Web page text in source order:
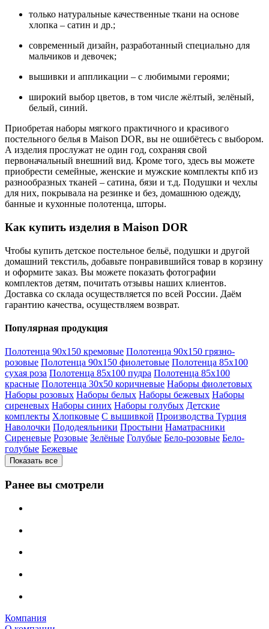
только натуральные качественные ткани на основе
хлопка – сатин и др.;
современный дизайн, разработанный специально для
мальчиков и девочек;
вышивки и аппликации – с любимыми героями;
широкий выбор цветов, в том числе жёлтый, зелёный,
белый, синий.
Приобретая наборы мягкого практичного и красивого
постельного белья в Maison DOR, вы не ошибётесь с выбором.
А изделия прослужат не один год, сохраняя свой
первоначальный внешний вид. Кроме того, здесь вы можете
приобрести семейные, женские и мужские комплекты кпб из
разнообразных тканей – сатина, бязи и т.д. Подушки и чехлы
для них, покрывала на резинке и без, домашнюю одежду,
банные и кухонные полотенца, шторы.
Как купить изделия в Maison DOR
Чтобы купить детское постельное бельё, подушки и другой
домашний текстиль, добавьте понравившийся товар в корзину
и оформите заказ. Вы можете показать фотографии
комплектов детям, почитать отзывы наших клиентов.
Доставка со склада осуществляется по всей России. Даём
гарантию качества, осуществляем возврат.
Популярная продукция
Полотенца 90х150 кремовые Полотенца 90х150 грязно-
розовые Полотенца 90х150 фиолетовые Полотенца 85х100
сухая роза Полотенца 85х100 пудра Полотенца 85х100
красные Полотенца 30х50 коричневые Наборы фиолетовых
Наборы розовых Наборы белых Наборы бежевых Наборы
сиреневых Наборы синих Наборы голубых Детские
комплекты Хлопковые С вышивкой Производства Турция
Наволочки Пододеяльники Простыни Наматрасники
Сиреневые Розовые Зелёные Голубые Бело-розовые Бело-
голубые Бежевые
Показать все
Ранее вы смотрели
Компания